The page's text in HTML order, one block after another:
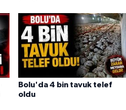
Bolu'da 4 bin tavuk telef
oldu